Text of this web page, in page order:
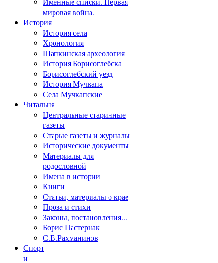
мировая война.
История
История села
Хронология
Шапкинская археология
История Борисоглебска
Борисоглебский уезд
История Мучкапа
Села Мучкапские
Читальня
Центральные старинные
газеты
Старые газеты и журналы
Исторические документы
Материалы для
родословной
Имена в истории
Книги
Статьи, материалы о крае
Проза и стихи
Законы, постановления...
Борис Пастернак
С.В.Рахманинов
Спорт
и